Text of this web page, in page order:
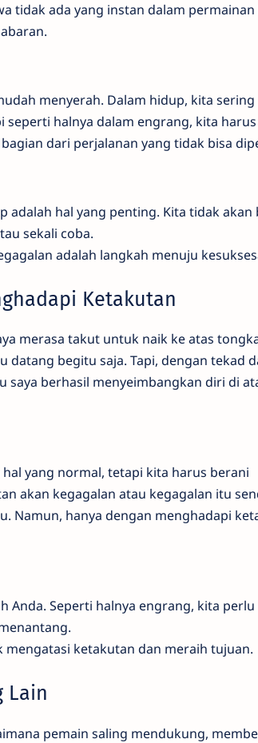
tidak ada yang instan dalam permainan
menyerah. Dalam hidup, kita sering
halnya dalam engrang, kita
dari perjalanan yang tidak bisa
hal yang penting. Kita tidak akan
sekali coba.
adalah langkah menuju
Ketakutan
merasa takut untuk naik ke atas
begitu saja. Tapi, dengan tekad
saya berhasil menyeimbangkan diri di
yang normal, tetapi kita harus berani
akan kegagalan atau kegagalan itu
Namun, hanya dengan menghadapi
Anda. Seperti halnya engrang, kita perlu
ketakutan dan meraih tujuan.
Lain
pemain saling mendukung,